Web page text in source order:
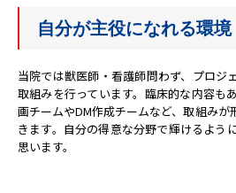
自分が主役になれる環境
当院では獣医師・看護師問わず、プロジ
取組みを行っています。臨床的な内容も
画チームやDM作成チームなど、取組みが
きます。自分の得意な分野で輝けるよう
思います。